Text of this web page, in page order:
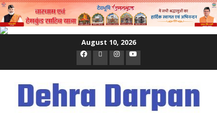
August 10, 2026
FacebookTwitterInstagram
Youtube